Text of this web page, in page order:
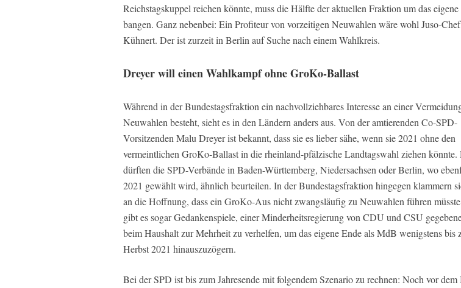
Reichstagskuppel reichen könnte, muss die Hälfte der aktuellen Fraktion um das
bangen. Ganz nebenbei: Ein Profiteur von vorzeitigen Neuwahlen wäre wohl Juso-Chef
Kühnert. Der ist zurzeit in Berlin auf Suche nach einem Wahlkreis.
Dreyer will einen Wahlkampf ohne GroKo-Ballast
Während in der Bundestagsfraktion ein nachvollziehbares Interesse an einer
Neuwahlen besteht, sieht es in den Ländern anders aus. Von der amtierenden Co-SPD-
Vorsitzenden Malu Dreyer ist bekannt, dass sie es lieber sähe, wenn sie 2021 ohne den
vermeintlichen GroKo-Ballast in die rheinland-pfälzische Landtagswahl ziehen könnte.
dürften die SPD-Verbände in Baden-Württemberg, Niedersachsen oder Berlin, wo
2021 gewählt wird, ähnlich beurteilen. In der Bundestagsfraktion hingegen klammern
an die Hoffnung, dass ein GroKo-Aus nicht zwangsläufig zu Neuwahlen führen
gibt es sogar Gedankenspiele, einer Minderheitsregierung von CDU und CSU
beim Haushalt zur Mehrheit zu verhelfen, um das eigene Ende als MdB wenigstens bis
Herbst 2021 hinauszuzögern.
Bei der SPD ist bis zum Jahresende mit folgendem Szenario zu rechnen: Noch vor